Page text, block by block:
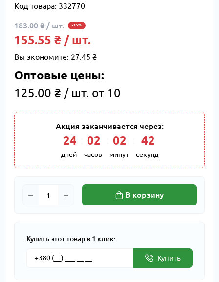
Код товара: 332770
183.00 ₴ / шт. -15%
155.55 ₴ / шт.
Вы экономите: 27.45 ₴
Оптовые цены:
125.00 ₴ / шт. от 10
Акция заканчивается через:
24
дней
02
часов
02
минут
41
секунд
В корзину
Купить этот товар в 1 клик:
Купить